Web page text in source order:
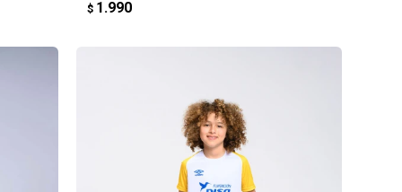
$ 1.990